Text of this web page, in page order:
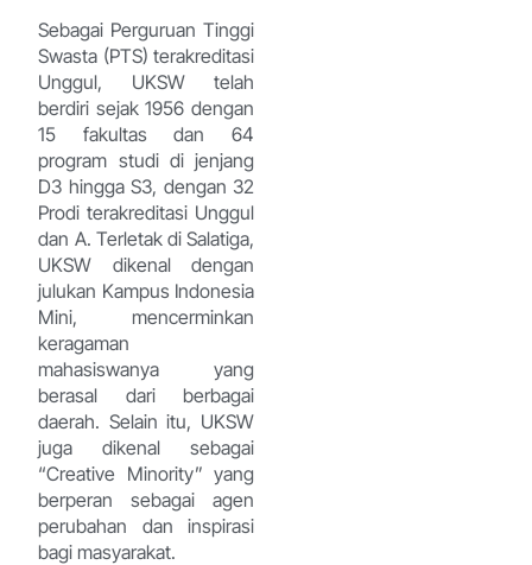
Sebagai Perguruan Tinggi
Swasta (PTS) terakreditasi
Unggul, UKSW telah
berdiri sejak 1956 dengan
15 fakultas dan 64
program studi di jenjang
D3 hingga S3, dengan 32
Prodi terakreditasi Unggul
dan A. Terletak di Salatiga,
UKSW dikenal dengan
julukan Kampus Indonesia
Mini, mencerminkan
keragaman
mahasiswanya yang
berasal dari berbagai
daerah. Selain itu, UKSW
juga dikenal sebagai
“Creative Minority” yang
berperan sebagai agen
perubahan dan inspirasi
bagi masyarakat.